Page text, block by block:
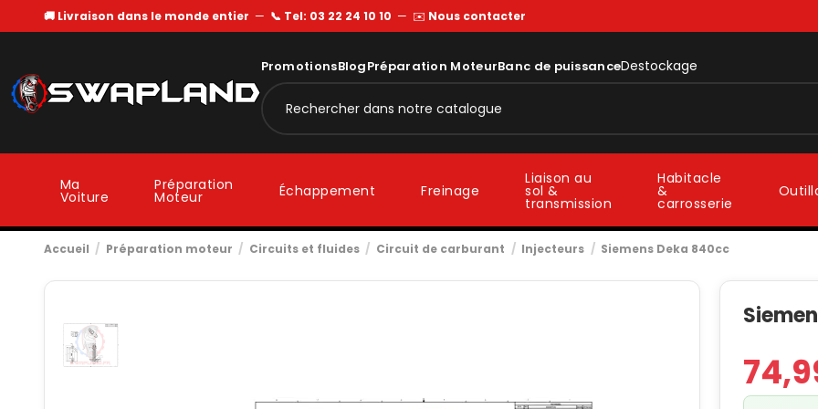
🚚 Livraison dans le monde entier — 📞 Tel: 03 22 24 10 10 — ✉️ Nous contacter
PromotionsBlogPréparation MoteurBanc de puissanceDestockage
Ma
Voiture
Préparation
Moteur Échappement Freinage
Liaison au
sol &
transmission
Habitacle
&
carrosserie
Accueil Préparation moteur Circuits et fluides Circuit de carburant Injecteurs Siemens Deka 840cc